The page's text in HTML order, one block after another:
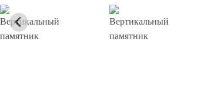
Вертикальный
памятник
Вертикальный
памятник